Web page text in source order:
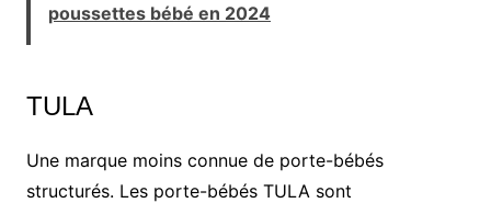
poussettes bébé en 2024
TULA
Une marque moins connue de porte-bébés
structurés. Les porte-bébés TULA sont